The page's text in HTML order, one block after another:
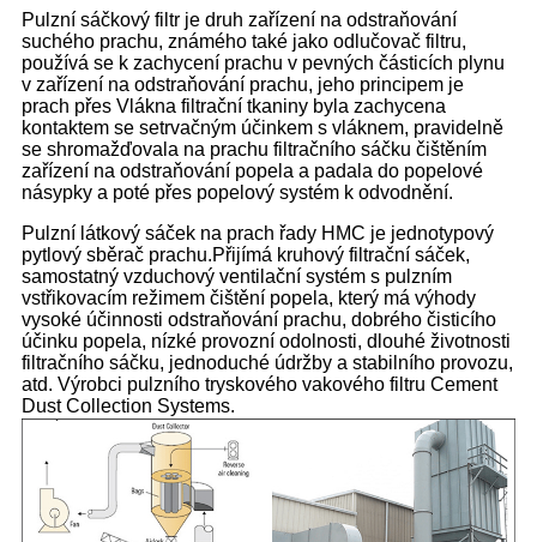
Pulzní sáčkový filtr je druh zařízení na odstraňování
suchého prachu, známého také jako odlučovač filtru,
používá se k zachycení prachu v pevných částicích plynu
v zařízení na odstraňování prachu, jeho principem je
prach přes Vlákna filtrační tkaniny byla zachycena
kontaktem se setrvačným účinkem s vláknem, pravidelně
se shromažďovala na prachu filtračního sáčku čištěním
zařízení na odstraňování popela a padala do popelové
násypky a poté přes popelový systém k odvodnění.
Pulzní látkový sáček na prach řady HMC je jednotypový
pytlový sběrač prachu.Přijímá kruhový filtrační sáček,
samostatný vzduchový ventilační systém s pulzním
vstřikovacím režimem čištění popela, který má výhody
vysoké účinnosti odstraňování prachu, dobrého čisticího
účinku popela, nízké provozní odolnosti, dlouhé životnosti
filtračního sáčku, jednoduché údržby a stabilního provozu,
atd. Výrobci pulzního tryskového vakového filtru Cement
Dust Collection Systems.